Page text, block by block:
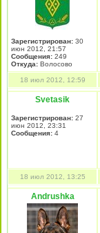
Зарегистрирован: 30
июн 2012, 21:57
Сообщения: 249
Откуда: Волосово
18 июл 2012, 12:59
Svetasik
Зарегистрирован: 27
июн 2012, 23:31
Сообщения: 4
18 июл 2012, 13:25
Andrushka